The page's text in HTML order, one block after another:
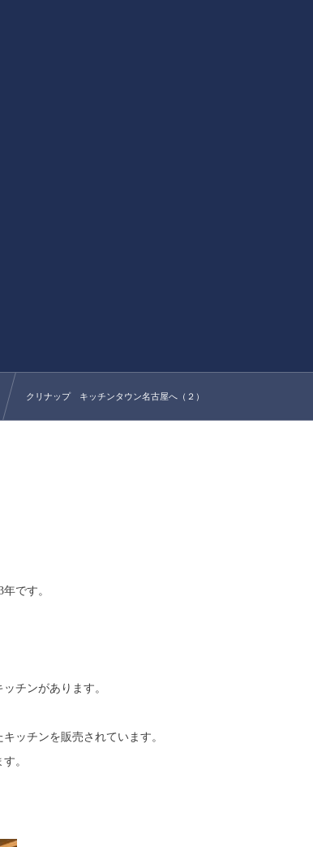
クリナップ キッチンタウン名古屋へ（２）
です。
チンがあります。
ッチンを販売されています。
。